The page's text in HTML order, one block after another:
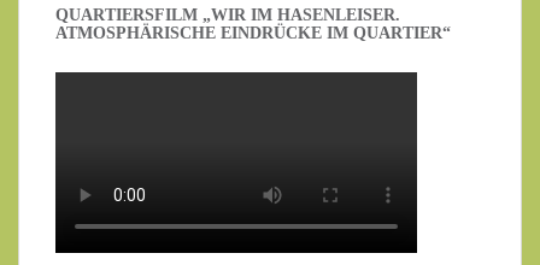
QUARTIERSFILM „WIR IM HASENLEISER.
ATMOSPHÄRISCHE EINDRÜCKE IM QUARTIER“